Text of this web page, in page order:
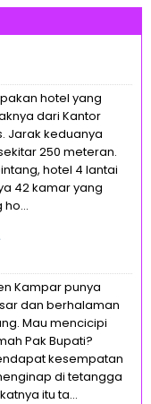
hotel yang
dari Kantor
Jarak keduanya
250 meteran.
hotel 4 lantai
42 kamar yang
Kampar punya
dan berhalaman
Mau mencicipi
Pak Bupati?
kesempatan
di tetangga
itu ta...